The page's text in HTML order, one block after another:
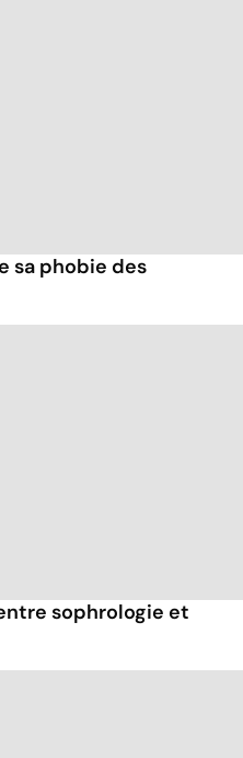
sa phobie des
sophrologie et